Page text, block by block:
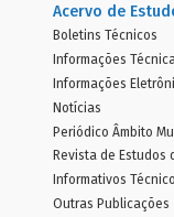
Acervo de
Boletins Técnicos
Informações
Informações
Notícias
Periódico Âmbito
Revista de Estudos
Informativos
Outras Publicações